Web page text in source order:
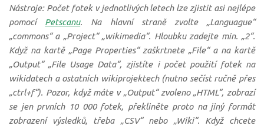
Nástroje: Počet fotek v jednotlivých letech lze zjistit asi nejlépe
pomocí Petscanu. Na hlavní straně zvolte „Languague“
„commons“ a „Project“ „wikimedia“. Hloubku zadejte min. „2“.
Když na kartě „Page Properties“ zaškrtnete „File“ a na kartě
„Output“ „File Usage Data“, zjistíte i počet použití fotek na
wikidatech a ostatních wikiprojektech (nutno sečíst ručně přes
„ctrl+f“). Pozor, když máte v „Output“ zvoleno „HTML“, zobrazí
se jen prvních 10 000 fotek, překliněte proto na jiný formát
zobrazení výsledků, třeba „CSV“ nebo „Wiki“. Když chcete